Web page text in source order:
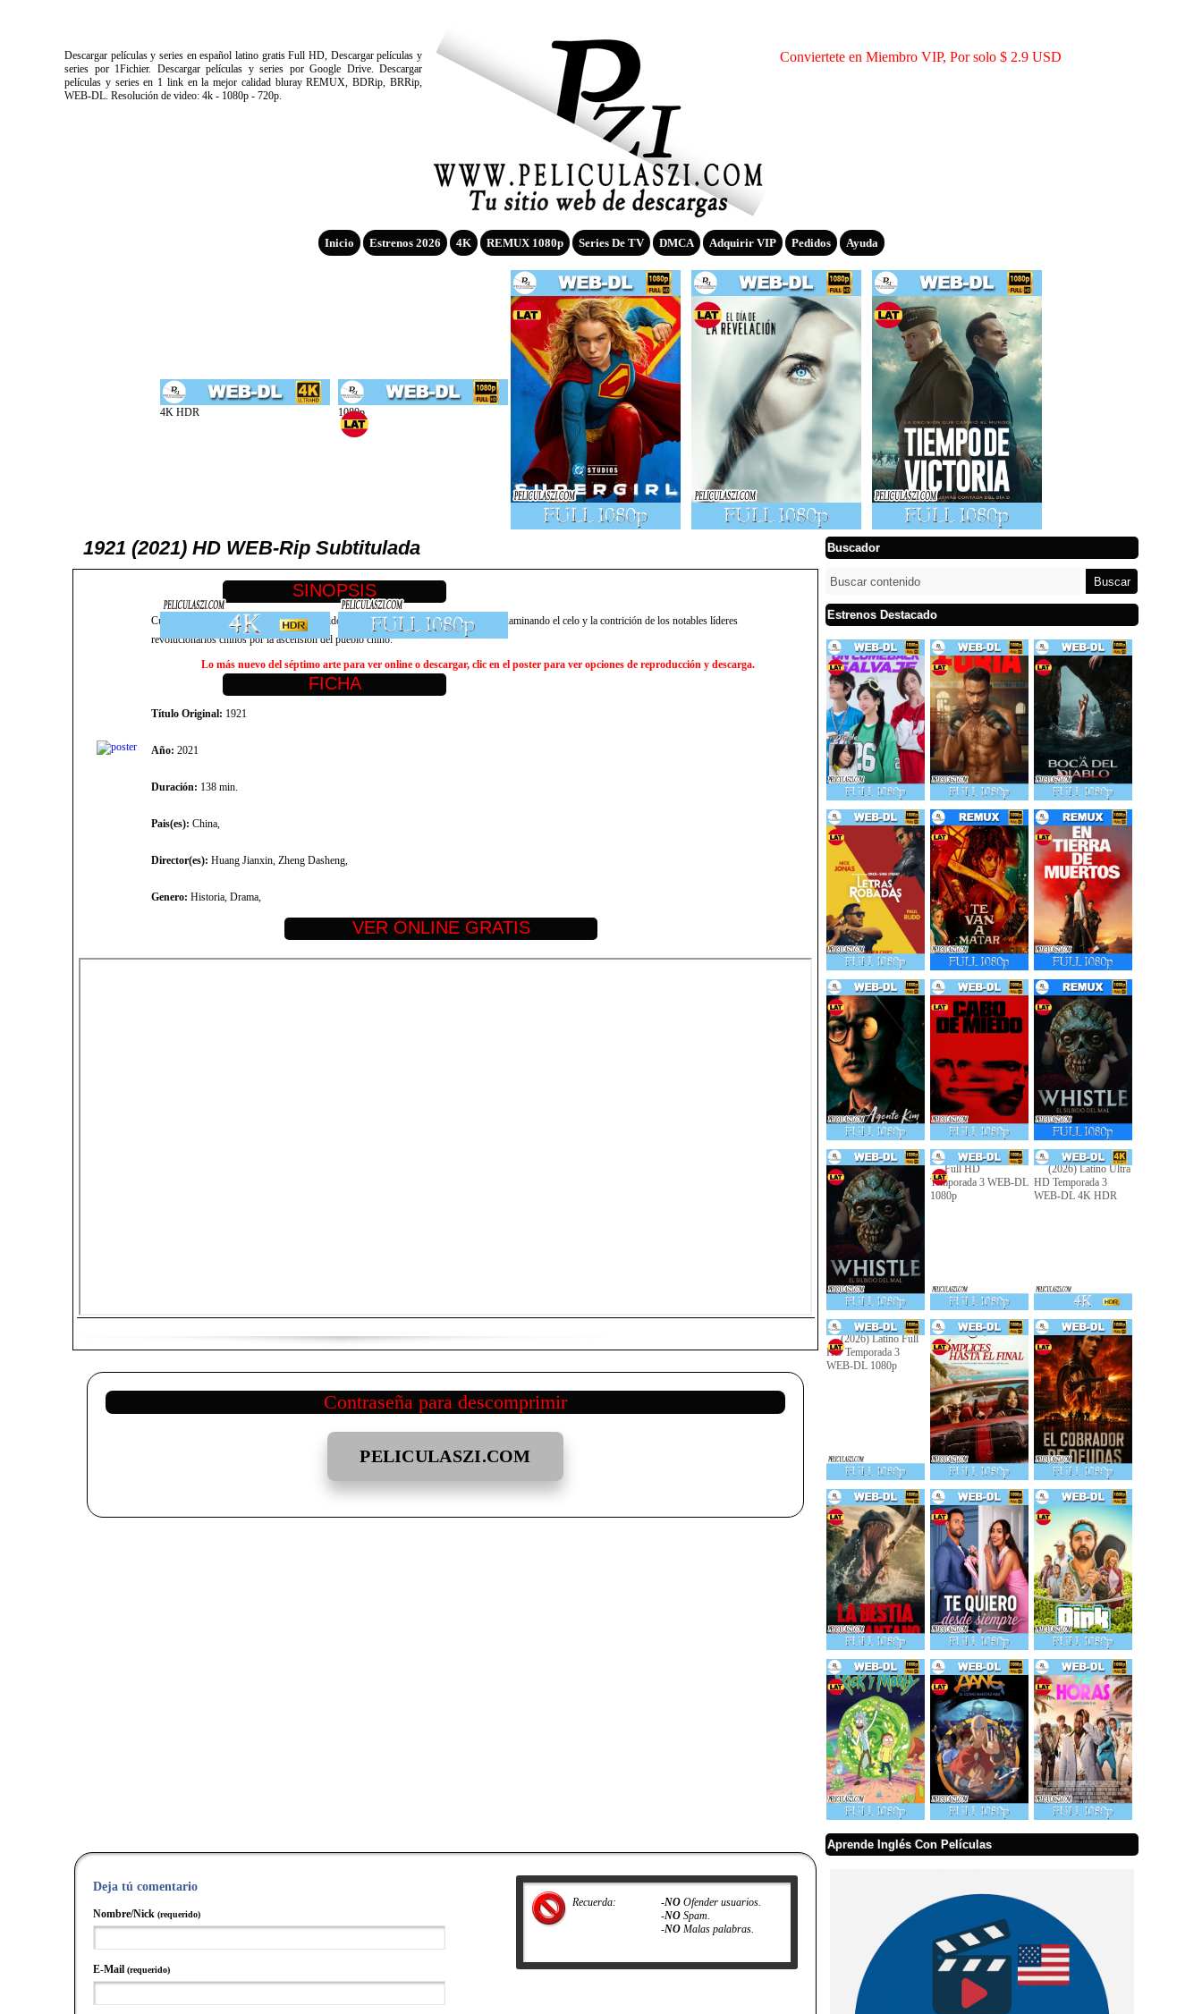
Descargar películas y series en español latino gratis Full HD, Descargar películas y
series por 1Fichier. Descargar películas y series por Google Drive. Descargar
películas y series en 1 link en la mejor calidad bluray REMUX, BDRip, BRRip,
WEB-DL. Resolución de video: 4k - 1080p - 720p.
Conviertete en Miembro VIP, Por solo $ 2.9 USD
Inicio Estrenos 2026 4K REMUX 1080p Series De TV DMCA Adquirir VIP Pedidos Ayuda
1921 (2021) HD WEB-Rip Subtitulada
Cuenta la historia de los inicios de un Partido Comunista durante la era turbulenta, examinando el celo y la contrición de los notables líderes
revolucionarios chinos por la ascensión del pueblo chino.
Lo más nuevo del séptimo arte para ver online o descargar, clic en el poster para ver opciones de reproducción y descarga.
Título Original: 1921
Año: 2021
Duración: 138 min.
Pais(es): China,
Director(es): Huang Jianxin, Zheng Dasheng,
Genero: Historia, Drama,
Contraseña para descomprimir
PELICULASZI.COM
Recuerda: -NOOfender usuarios.
-NOSpam.
-NOMalas palabras.
Deja tú comentario
Nombre/Nick (requerido)
E-Mail (requerido)
Buscador
Estrenos Destacado
Aprende Inglés Con Películas